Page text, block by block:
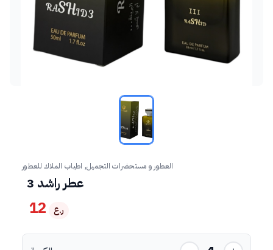
العطور و مستحضرات التجميل, اطياب الملاك للعطور
عطر راشد 3
12 ر.ع